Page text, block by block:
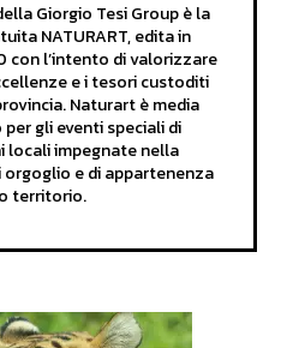
Giorgio Tesi Group è la
NATURART, edita in
con l’intento di valorizzare
e i tesori custoditi
Naturart è media
gli eventi speciali di
locali impegnate nella
e di appartenenza
territorio.